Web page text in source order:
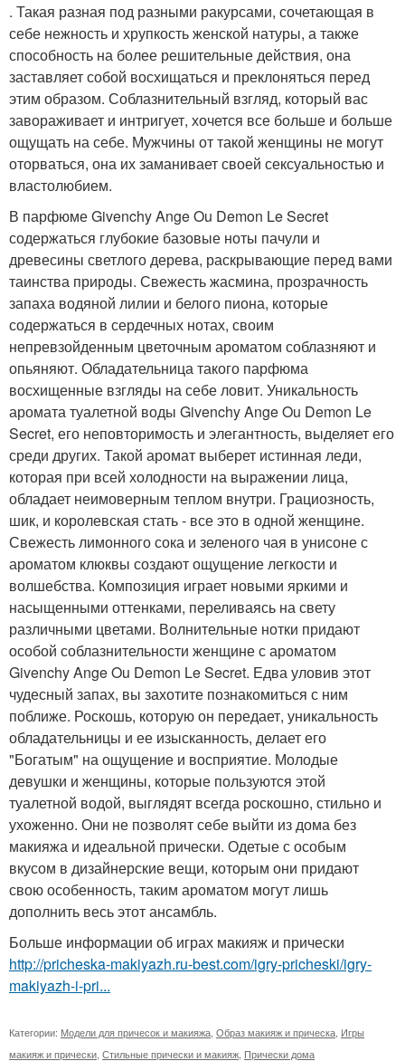
. Такая разная под разными ракурсами, сочетающая в
себе нежность и хрупкость женской натуры, а также
способность на более решительные действия, она
заставляет собой восхищаться и преклоняться перед
этим образом. Соблазнительный взгляд, который вас
завораживает и интригует, хочется все больше и больше
ощущать на себе. Мужчины от такой женщины не могут
оторваться, она их заманивает своей сексуальностью и
властолюбием.
В парфюме Givenchy Ange Ou Demon Le Secret
содержаться глубокие базовые ноты пачули и
древесины светлого дерева, раскрывающие перед вами
таинства природы. Свежесть жасмина, прозрачность
запаха водяной лилии и белого пиона, которые
содержаться в сердечных нотах, своим
непревзойденным цветочным ароматом соблазняют и
опьяняют. Обладательница такого парфюма
восхищенные взгляды на себе ловит. Уникальность
аромата туалетной воды Givenchy Ange Ou Demon Le
Secret, его неповторимость и элегантность, выделяет его
среди других. Такой аромат выберет истинная леди,
которая при всей холодности на выражении лица,
обладает неимоверным теплом внутри. Грациозность,
шик, и королевская стать - все это в одной женщине.
Свежесть лимонного сока и зеленого чая в унисоне с
ароматом клюквы создают ощущение легкости и
волшебства. Композиция играет новыми яркими и
насыщенными оттенками, переливаясь на свету
различными цветами. Волнительные нотки придают
особой соблазнительности женщине с ароматом
Givenchy Ange Ou Demon Le Secret. Едва уловив этот
чудесный запах, вы захотите познакомиться с ним
поближе. Роскошь, которую он передает, уникальность
обладательницы и ее изысканность, делает его
"Богатым" на ощущение и восприятие. Молодые
девушки и женщины, которые пользуются этой
туалетной водой, выглядят всегда роскошно, стильно и
ухоженно. Они не позволят себе выйти из дома без
макияжа и идеальной прически. Одетые с особым
вкусом в дизайнерские вещи, которым они придают
свою особенность, таким ароматом могут лишь
дополнить весь этот ансамбль.
Больше информации об играх макияж и прически
http://pricheska-makiyazh.ru-best.com/igry-pricheski/igry-
makiyazh-i-pri...
Категории: Модели для причесок и макияжа Образ макияж и прическа Игры
макияж и прически Стильные прически и макияж Прически дома